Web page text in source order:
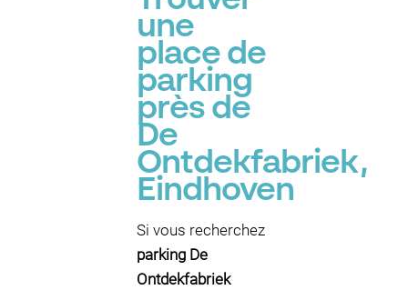
une
place de
parking
près de
De
Ontdekfabriek,
Eindhoven
Si vous recherchez
parking De
Ontdekfabriek